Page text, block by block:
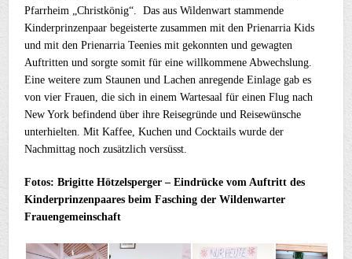
Pfarrheim „Christkönig“. Das aus Wildenwart stammende
Kinderprinzenpaar begeisterte zusammen mit den Prienarria Kids
und mit den Prienarria Teenies mit gekonnten und gewagten
Auftritten und sorgte somit für eine willkommene Abwechslung.
Eine weitere zum Staunen und Lachen anregende Einlage gab es
von vier Frauen, die sich in einem Wartesaal für einen Flug nach
New York befindend über ihre Reisegründe und Reisewünsche
unterhielten. Mit Kaffee, Kuchen und Cocktails wurde der
Nachmittag noch zusätzlich versüsst.
Fotos: Brigitte Hötzelsperger – Eindrücke vom Auftritt des
Kinderprinzenpaares beim Fasching der Wildenwarter
Frauengemeinschaft